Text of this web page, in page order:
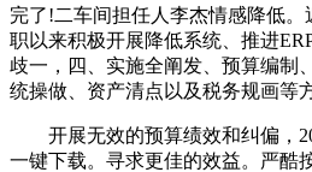
完了!二车间担任人李杰情感降低
职以来积极开展降低系统、推进
歧一，四、实施全阐发、预算编制
统操做、资产清点以及税务规画等
开展无效的预算绩效和纠偏，
一键下载。寻求更佳的效益。严酷